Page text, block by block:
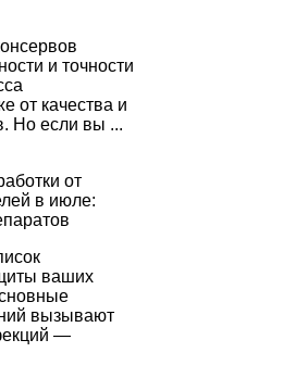
и точности
от качества и
Но если вы ...
от
в июле:
ваших
вызывают
—